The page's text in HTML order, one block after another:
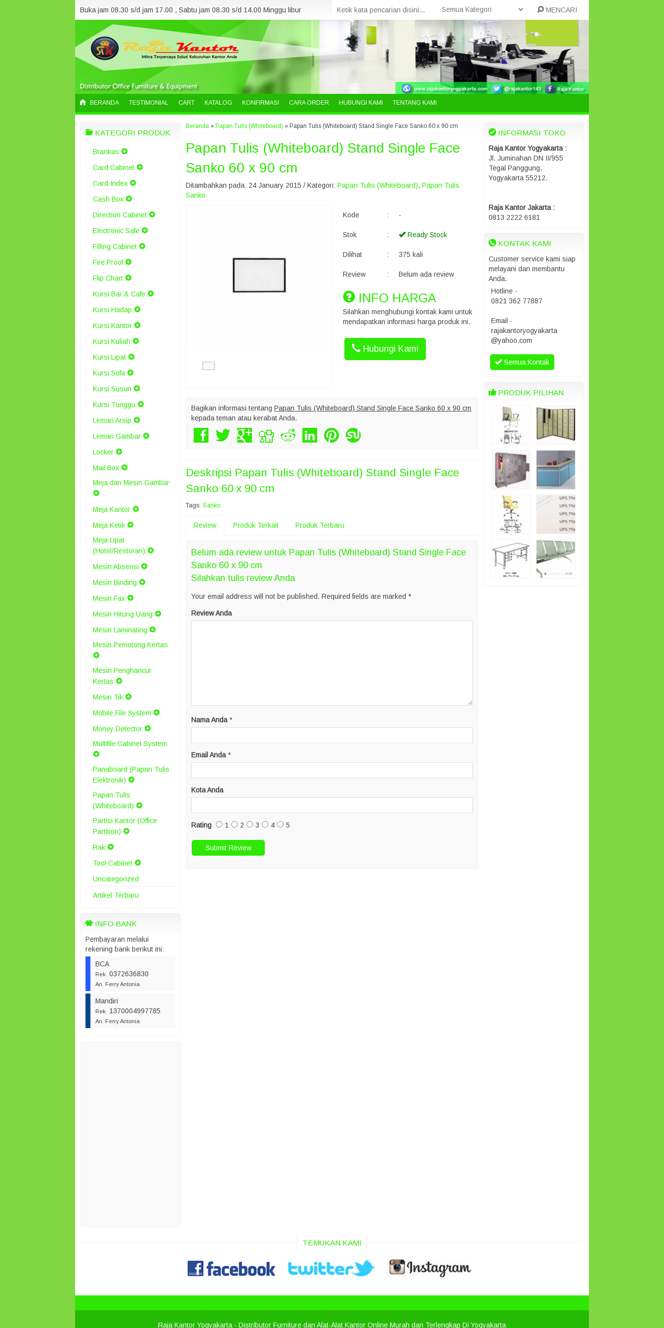
Buka jam 08.30 s/d jam 17.00 , Sabtu jam 08.30 s/d 14.00 Minggu libur MENCARI
BERANDA TESTIMONIAL CART KATALOG KONFIRMASI CARA ORDER HUBUNGI KAMI TENTANG KAMI
KATEGORI PRODUK
Brankas
Card Cabinet
Card Index
Cash Box
Direction Cabinet
Electronic Safe
Filling Cabinet
Fire Proof
Flip Chart
Kursi Bar & Cafe
Kursi Hadap
Kursi Kantor
Kursi Kuliah
Kursi Lipat
Kursi Sofa
Kursi Susun
Kursi Tunggu
Lemari Arsip
Lemari Gambar
Locker
Mail Box
Meja dan Mesin Gambar
Meja Kantor
Meja Ketik
Meja Lipat
(Hotel/Restoran)
Mesin Absensi
Mesin Binding
Mesin Fax
Mesin Hitung Uang
Mesin Laminating
Mesin Pemotong Kertas
Mesin Penghancur
Kertas
Mesin Tik
Mobile File System
Money Detector
Multifile Cabinet System
Panaboard (Papan Tulis
Elektronik)
Papan Tulis
(Whiteboard)
Partisi Kantor (Office
Partition)
Rak
Tool Cabinet
Uncategorized
Artikel Terbaru
INFO BANK
Pembayaran melalui
rekening bank berikut ini:
BCA
Rek. 0372636830
An. Ferry Antonia
Mandiri
Rek. 1370004997785
An. Ferry Antonia
Beranda » Papan Tulis (Whiteboard) » Papan Tulis (Whiteboard) Stand Single Face Sanko 60 x 90 cm
Papan Tulis (Whiteboard) Stand Single Face
Sanko 60 x 90 cm
Ditambahkan pada: 24 January 2015 / Kategori: Papan Tulis (Whiteboard), Papan Tulis
Sanko
Kode : -
Stok : Ready Stock
Dilihat : 375 kali
Review : Belum ada review
INFO HARGA
Silahkan menghubungi kontak kami untuk
mendapatkan informasi harga produk ini.
Hubungi Kami
Bagikan informasi tentang Papan Tulis (Whiteboard) Stand Single Face Sanko 60 x 90 cm
kepada teman atau kerabat Anda.
Deskripsi Papan Tulis (Whiteboard) Stand Single Face
Sanko 60 x 90 cm
Tags: Sanko
Review Produk Terkait Produk Terbaru
Belum ada review untuk Papan Tulis (Whiteboard) Stand Single Face
Sanko 60 x 90 cm
Silahkan tulis review Anda
Your email address will not be published. Required fields are marked *
Review Anda
Nama Anda *
Email Anda *
Kota Anda
Rating 1 2 3 4 5
INFORMASI TOKO
Raja Kantor Yogyakarta :
Jl. Juminahan DN II/955
Tegal Panggung,
Yogyakarta 55212.
Raja Kantor Jakarta :
0813 2222 6181
KONTAK KAMI
Customer service kami siap
melayani dan membantu
Anda.
Hotline -
0821 362 77887
Email -
rajakantoryogyakarta
@yahoo.com
Semua Kontak
PRODUK PILIHAN
TEMUKAN KAMI
Raja Kantor Yogyakarta - Distributor Furniture dan Alat-Alat Kantor Online Murah dan Terlengkap Di Yogyakarta